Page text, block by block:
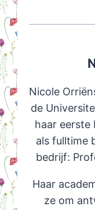
Nicole
de
haar eerste
als fulltime
bedrijf:
Haar
ze om